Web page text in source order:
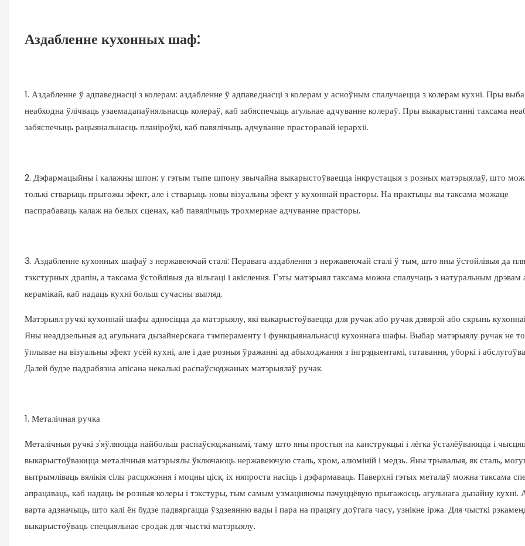
Аздабленне кухонных шаф:
1. Аздабленне ў адпаведнасці з колерам: аздабленне ў адпаведнасці з колерам у асноўным спалучаецца з колерам кухні. Пры
неабходна ўлічваць узаемадапаўняльнасць колераў, каб забяспечыць агульнае адчуванне колераў. Пры выкарыстанні таксама
забяспечыць рацыянальнасць планіроўкі, каб павялічыць адчуванне прасторавай іерархіі.
2. Дэфармацыйны і калажны шпон: у гэтым тыпе шпону звычайна выкарыстоўваецца інкрустацыя з розных матэрыялаў, што
толькі стварыць прыгожы эфект, але і стварыць новы візуальны эфект у кухоннай прасторы. На практыцы вы таксама можаце
паспрабаваць калаж на белых сценах, каб павялічыць трохмернае адчуванне прасторы.
3. Аздабленне кухонных шафаў з нержавеючай сталі: Перавага аздаблення з нержавеючай сталі ў тым, што яны ўстойлівыя да
тэкстурных драпін, а таксама ўстойлівыя да вільгаці і акіслення. Гэты матэрыял таксама можна спалучаць з натуральным дрэвам
керамікай, каб надаць кухні больш сучасны выгляд.
Матэрыял ручкі кухоннай шафы адносіцца да матэрыялу, які выкарыстоўваецца для ручак або ручак дзвярэй або скрынь
Яны неаддзельныя ад агульнага дызайнерскага тэмпераменту і функцыянальнасці кухоннага шафы. Выбар матэрыялу ручак не
ўплывае на візуальны эфект усёй кухні, але і дае розныя ўражанні ад абыходжання з інгрэдыентамі, гатавання, уборкі і
Далей будзе падрабязна апісана некалькі распаўсюджаных матэрыялаў ручак.
1. Металічная ручка
Металічныя ручкі з'яўляюцца найбольш распаўсюджанымі, таму што яны простыя па канструкцыі і лёгка ўсталёўваюцца і
выкарыстоўваюцца металічныя матэрыялы ўключаюць нержавеючую сталь, хром, алюміній і медзь. Яны трывалыя, як сталь,
вытрымліваць вялікія сілы расцяжэння і моцны ціск, іх няпроста насіць і дэфармаваць. Паверхні гэтых металаў можна таксама
апрацаваць, каб надаць ім розныя колеры і тэкстуры, тым самым узмацняючы пачуццёвую прыгажосць агульнага дызайну кухні.
варта адзначыць, што калі ён будзе падвяргацца ўздзеянню вады і пара на працягу доўгага часу, узнікне іржа. Для чысткі
выкарыстоўваць спецыяльнае сродак для чысткі матэрыялу.